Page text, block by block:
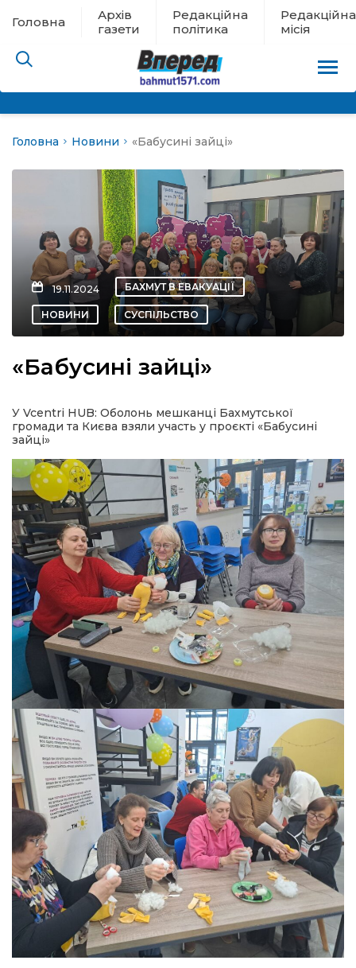
Головна
Архів
газети
Редакційна
політика
Редакційна
місія
новини
політика
місія
Головна Новини «Бабусині зайці»
19.11.2024 БАХМУТ В ЕВАКУАЦІЇ
НОВИНИ СУСПІЛЬСТВО
«Бабусині зайці»
У Vcentri HUB: Оболонь мешканці Бахмутської
громади та Києва взяли участь у проєкті «Бабусині
зайці»